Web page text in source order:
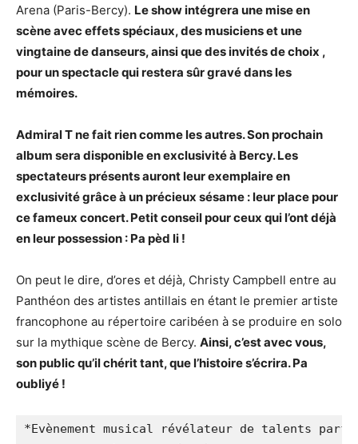
Arena (Paris-Bercy). Le show intégrera une mise en
scène avec effets spéciaux, des musiciens et une
vingtaine de danseurs, ainsi que des invités de choix ,
pour un spectacle qui restera sûr gravé dans les
mémoires.
Admiral T ne fait rien comme les autres. Son prochain
album sera disponible en exclusivité à Bercy. Les
spectateurs présents auront leur exemplaire en
exclusivité grâce à un précieux sésame : leur place pour
ce fameux concert. Petit conseil pour ceux qui l’ont déjà
en leur possession : Pa pèd li !
On peut le dire, d’ores et déjà, Christy Campbell entre au
Panthéon des artistes antillais en étant le premier artiste
francophone au répertoire caribéen à se produire en solo
sur la mythique scène de Bercy. Ainsi, c’est avec vous,
son public qu’il chérit tant, que l’histoire s’écrira. Pa
oubliyé !
*Evènement musical révélateur de talents